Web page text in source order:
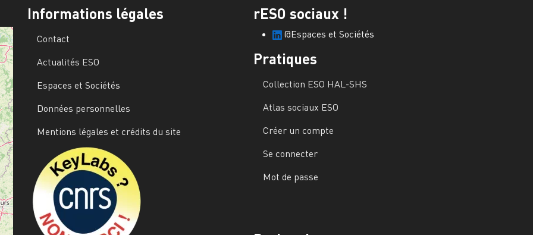
Informations légales
Contact
Actualités ESO
Espaces et Sociétés
Données personnelles
Mentions légales et crédits du site
rESO sociaux !
@Espaces et Sociétés
Pratiques
Collection ESO HAL-SHS
Atlas sociaux ESO
Créer un compte
Se connecter
Mot de passe